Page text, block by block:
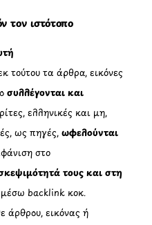
τον ιστότοπο
τούτου τα άρθρα, εικόνες
συλλέγονται και
ελληνικές και μη,
ως πηγές,ωφελούνται
στο
τους και στη
backlink κοκ.
άρθρου, εικόνας ή